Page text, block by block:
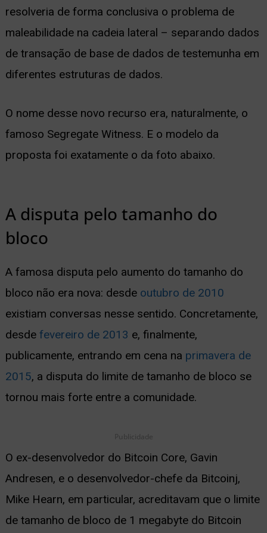
resolveria de forma conclusiva o problema de
maleabilidade na cadeia lateral – separando dados
de transação de base de dados de testemunha em
diferentes estruturas de dados.
O nome desse novo recurso era, naturalmente, o
famoso Segregate Witness. E o modelo da
proposta foi exatamente o da foto abaixo.
A disputa pelo tamanho do
bloco
A famosa disputa pelo aumento do tamanho do
bloco não era nova: desde outubro de 2010
existiam conversas nesse sentido. Concretamente,
desde fevereiro de 2013 e, finalmente,
publicamente, entrando em cena na primavera de
2015, a disputa do limite de tamanho de bloco se
tornou mais forte entre a comunidade.
Publicidade
O ex-desenvolvedor do Bitcoin Core, Gavin
Andresen, e o desenvolvedor-chefe da Bitcoinj,
Mike Hearn, em particular, acreditavam que o limite
de tamanho de bloco de 1 megabyte do Bitcoin